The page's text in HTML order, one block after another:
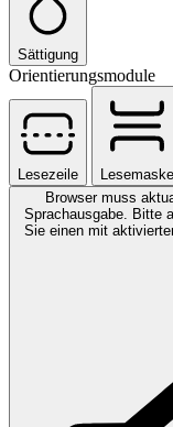
Sättigung
Orientierungsmodule
Lesezeile
Lesemaske
Browser muss
Sprachausgabe. Bitte
Sie einen mit